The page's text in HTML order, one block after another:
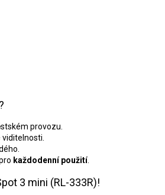
provozu.
každodenní použití.
3 mini (RL-333R)!